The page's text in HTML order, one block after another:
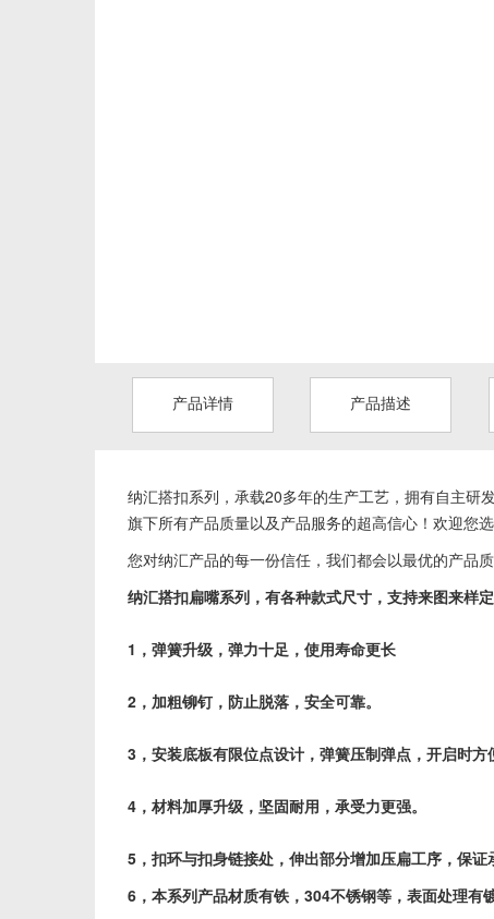
产品详情 产品描述
纳汇搭扣系列， 承载20多年的生产工艺，拥有自主研
旗下所有产品质量以及产品服务的超高信心！欢迎您
您对纳汇产品的每一份信任，我们都会以最优的产品质
纳汇搭扣扁嘴系列，有各种款式尺寸，支持来图来样
1，弹簧升级，弹力十足，使用寿命更长
2，加粗铆钉，防止脱落，安全可靠。
3，安装底板有限位点设计，弹簧压制弹点，开启时方
4，材料加厚升级，坚固耐用，承受力更强。
5，扣环与扣身链接处，伸出部分增加压扁工序，保证
6，本系列产品材质有铁，304不锈钢等，表面处理有